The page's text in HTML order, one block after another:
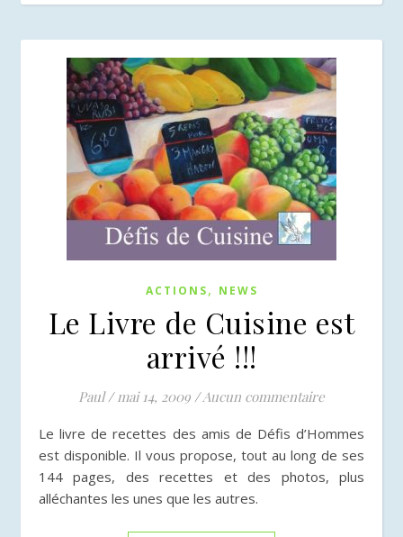
ACTIONS, NEWS
Le Livre de Cuisine est
arrivé !!!
Paul / mai 14, 2009 /Aucun commentaire
Le livre de recettes des amis de Défis d’Hommes
est disponible. Il vous propose, tout au long de ses
144 pages, des recettes et des photos, plus
alléchantes les unes que les autres.